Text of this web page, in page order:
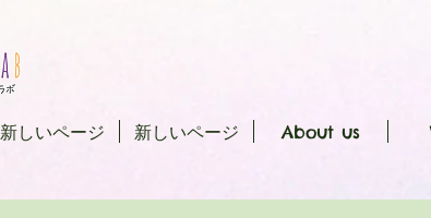
新しいページ 新しいページ About us